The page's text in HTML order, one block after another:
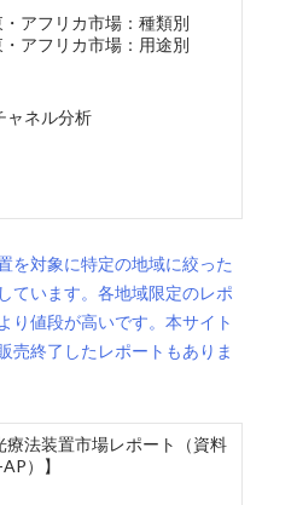
アフリカ市場：種類別
アフリカ市場：用途別
ャネル分析
を対象に特定の地域に絞った
ています。各地域限定のレポ
り値段が高いです。本サイト
売終了したレポートもありま
療法装置市場レポート（資料
）】